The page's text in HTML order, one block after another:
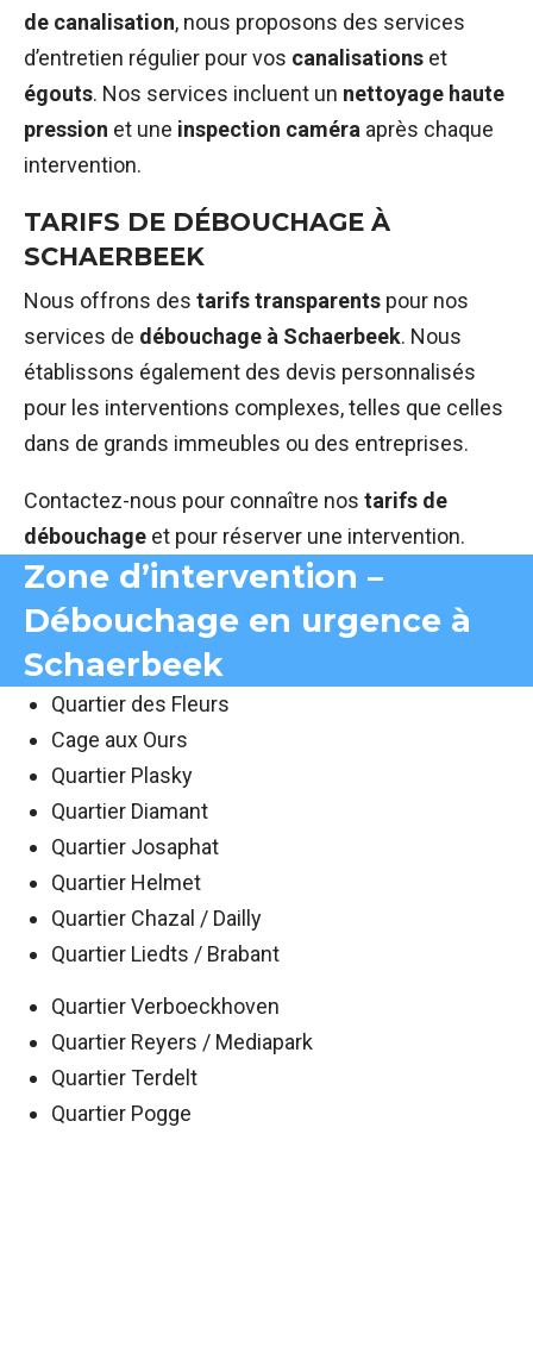
de canalisation, nous proposons des services
d’entretien régulier pour vos canalisations et
égouts. Nos services incluent un nettoyage haute
pression et une inspection caméra après chaque
intervention.
TARIFS DE DÉBOUCHAGE À
SCHAERBEEK
Nous offrons des tarifs transparents pour nos
services de débouchage à Schaerbeek. Nous
établissons également des devis personnalisés
pour les interventions complexes, telles que celles
dans de grands immeubles ou des entreprises.
Contactez-nous pour connaître nos tarifs de
débouchage et pour réserver une intervention.
Zone d’intervention –
Débouchage en urgence à
Schaerbeek
Quartier des Fleurs
Cage aux Ours
Quartier Plasky
Quartier Diamant
Quartier Josaphat
Quartier Helmet
Quartier Chazal / Dailly
Quartier Liedts / Brabant
Quartier Verboeckhoven
Quartier Reyers / Mediapark
Quartier Terdelt
Quartier Pogge